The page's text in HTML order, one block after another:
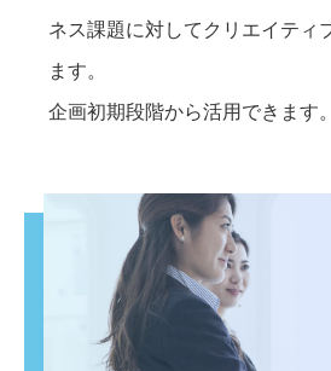
ネス課題に対してクリエイティ
ます。
企画初期段階から活用できます。